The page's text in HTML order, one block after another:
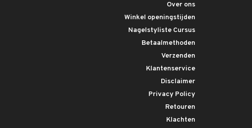
Over ons
Winkel openingstijden
Nagelstyliste Cursus
Betaalmethoden
Verzenden
Klantenservice
Disclaimer
Privacy Policy
Retouren
Klachten